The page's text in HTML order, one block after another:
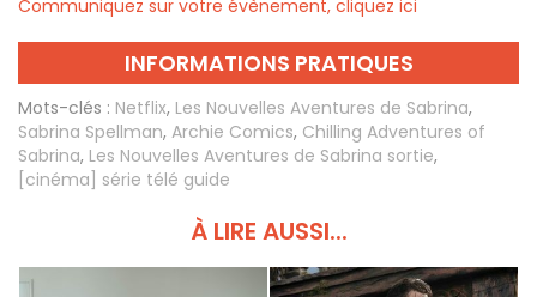
Communiquez sur votre évènement, cliquez ici
INFORMATIONS PRATIQUES
Mots-clés : Netflix, Les Nouvelles Aventures de Sabrina,
Sabrina Spellman, Archie Comics, Chilling Adventures of
Sabrina, Les Nouvelles Aventures de Sabrina sortie,
[cinéma] série télé guide
À LIRE AUSSI...